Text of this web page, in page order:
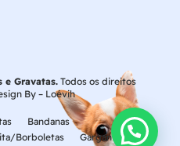
e Gravatas.Todos os direitos
By – Loévih
Bandanas
Borboletas
Gargantilhas